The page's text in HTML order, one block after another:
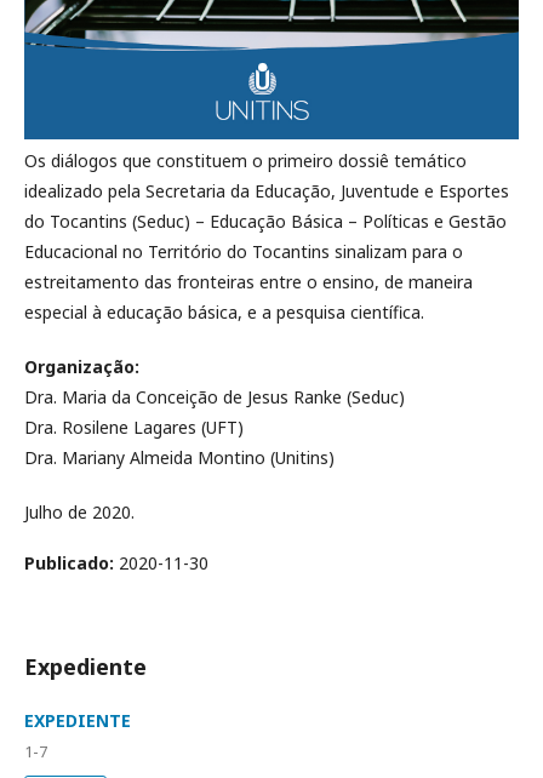
Os diálogos que constituem o primeiro dossiê temático
idealizado pela Secretaria da Educação, Juventude e Esportes
do Tocantins (Seduc) – Educação Básica – Políticas e Gestão
Educacional no Território do Tocantins sinalizam para o
estreitamento das fronteiras entre o ensino, de maneira
especial à educação básica, e a pesquisa científica.
Organização:
Dra. Maria da Conceição de Jesus Ranke (Seduc)
Dra. Rosilene Lagares (UFT)
Dra. Mariany Almeida Montino (Unitins)
Julho de 2020.
Publicado: 2020-11-30
Expediente
EXPEDIENTE
1-7